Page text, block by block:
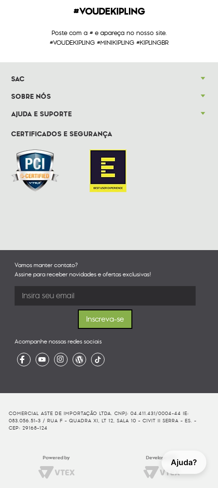
Ajuda?
#VOUDEKIPLING
Poste com a # e apareça no nosso site.
#VOUDEKIPLING #MINIKIPLING #KIPLINGBR
SAC
SOBRE NÓS
AJUDA E SUPORTE
CERTIFICADOS E SEGURANÇA
Vamos manter contato?
Assine para receber novidades e ofertas exclusivas!
Acompanhe nossas redes sociais
COMERCIAL ASTE DE IMPORTAÇÃO LTDA. CNPJ: 04.411.431/0004-44 IE:
083.056.51-3 / RUA F - QUADRA XI, LT 12, SALA 10 - CIVIT II SERRA - ES. -
CEP: 29168-124
Powered by Developed By